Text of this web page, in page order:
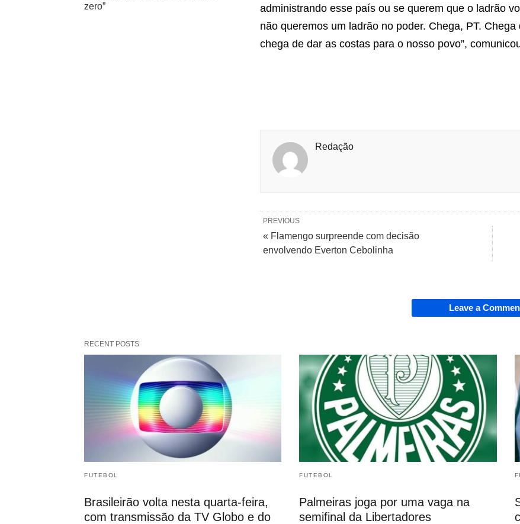
administrando esse país ou se querem que o ladrão
não queremos um ladrão no poder. Chega, PT.
chega de dar as costas para o nosso povo”,
Redação
PREVIOUS
« Flamengo surpreende com decisão
envolvendo Everton Cebolinha
Leave a
zero”
RECENT POSTS
FUTEBOL
Brasileirão volta nesta quarta-feira,
com transmissão da TV Globo e do
FUTEBOL
Palmeiras joga por uma vaga na
semifinal da Libertadores